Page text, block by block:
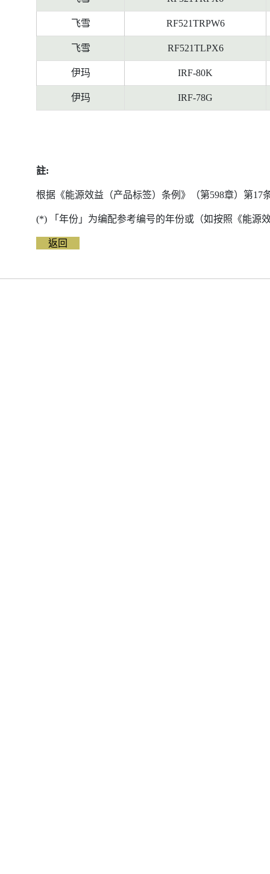
飞雪 RF521TRPW6
飞雪 RF521TLPX6
伊玛 IRF-80K
伊玛 IRF-78G
註:
根据《能源效益（产品标签）条例》（第598章）第
(*) 「年份」为编配参考编号的年份或（如按照《能源
返回